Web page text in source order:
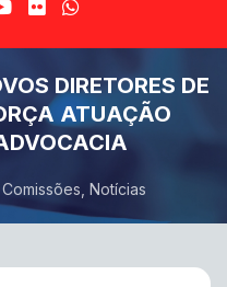
DIRETORES DE
ATUAÇÃO
Comissões Notícias